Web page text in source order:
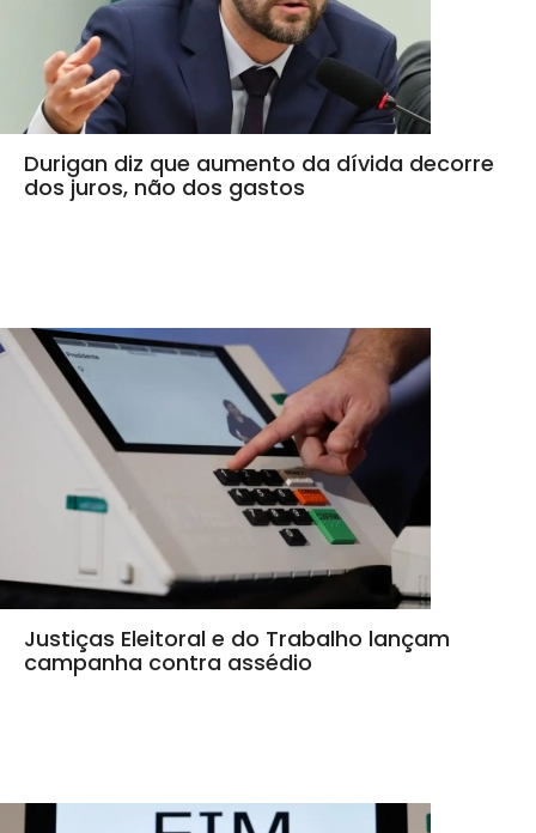
Durigan diz que aumento da dívida decorre
dos juros, não dos gastos
Justiças Eleitoral e do Trabalho lançam
campanha contra assédio